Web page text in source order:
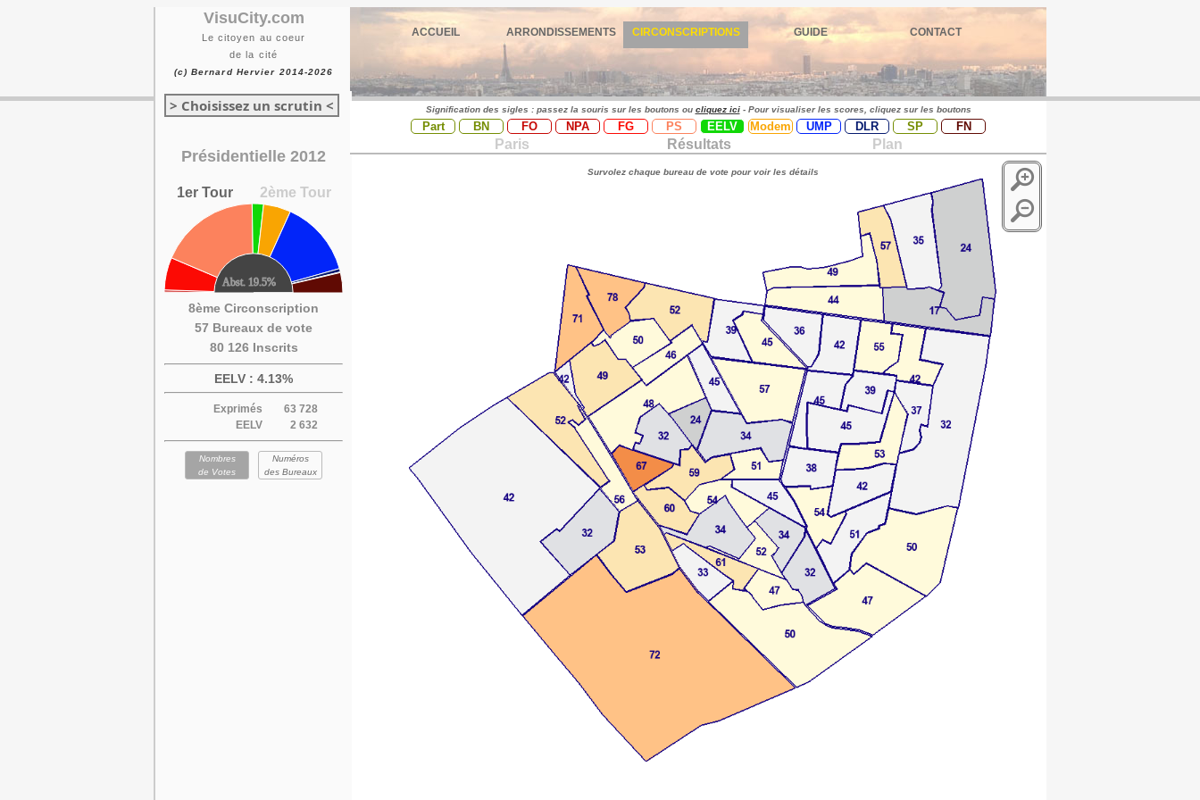
VisuCity.com
Le citoyen au coeur
de la cité
(c) Bernard Hervier 2014-2026
ACCUEIL ARRONDISSEMENTS CIRCONSCRIPTIONS GUIDE CONTACT
> Choisissez un scrutin <
Présidentielle 2012
1er Tour 2ème Tour
8ème Circonscription
57 Bureaux de vote
80 126 Inscrits
EELV : 4.13%
Exprimés
63 728
EELV
2 632
Nombres
de Votes
Numéros
des Bureaux
Signification des sigles : passez la souris sur les boutons ou cliquez ici- Pour visualiser les scores, cliquez sur les boutons
Part BN FO NPA FG PS EELV Modem UMP DLR SP FN
Paris Résultats Plan
Survolez chaque bureau de vote pour voir les détails